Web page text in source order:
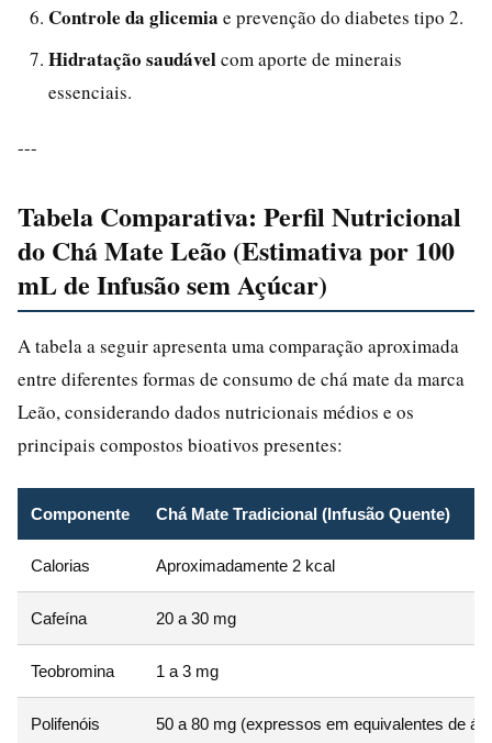
Controle da glicemia e prevenção do diabetes tipo 2.
Hidratação saudávelcom aporte de minerais
essenciais.
---
Tabela Comparativa: Perfil Nutricional
do Chá Mate Leão (Estimativa por 100
mL de Infusão sem Açúcar)
A tabela a seguir apresenta uma comparação aproximada
entre diferentes formas de consumo de chá mate da marca
Leão, considerando dados nutricionais médios e os
principais compostos bioativos presentes:
Componente Chá Mate Tradicional (Infusão Quente)
Calorias Aproximadamente 2 kcal
Cafeína 20 a 30 mg
Teobromina 1 a 3 mg
Polifenóis 50 a 80 mg (expressos em equivalentes de